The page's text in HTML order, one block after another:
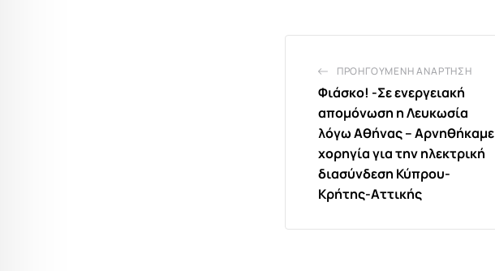
ΠΡΟΗΓΟΎΜΕΝΗ ΑΝΆΡΤΗΣΗ
Φιάσκο! -Σε ενεργειακή
απομόνωση η Λευκωσία
λόγω Αθήνας – Αρνηθήκαμε
χορηγία για την ηλεκτρική
διασύνδεση Κύπρου-
Κρήτης-Αττικής